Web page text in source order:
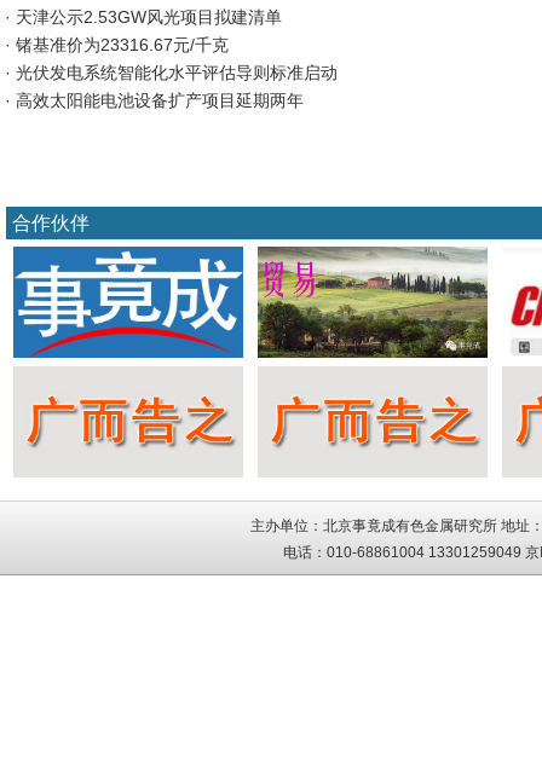
· 天津公示2.53GW风光项目拟建清单
· 锗基准价为23316.67元/千克
· 光伏发电系统智能化水平评估导则标准启动
· 高效太阳能电池设备扩产项目延期两年
合作伙伴
主办单位：北京事竟成有色金属研究所 地
电话：010-68861004 13301259049